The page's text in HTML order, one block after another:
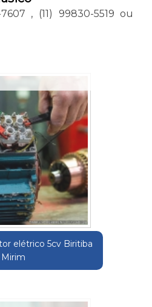
, (11) 99830-5519 ou
elétrico 5cv Biritiba
Mirim